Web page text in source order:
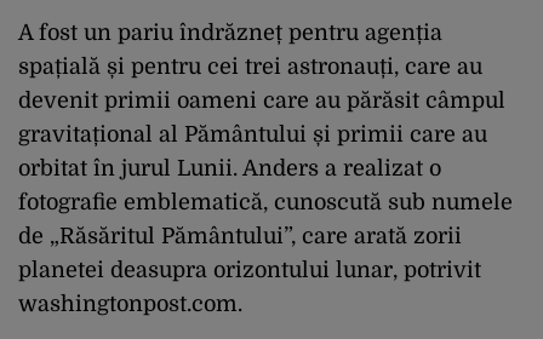
A fost un pariu îndrăzneț pentru agenția
spațială și pentru cei trei astronauți, care au
devenit primii oameni care au părăsit câmpul
gravitațional al Pământului și primii care au
orbitat în jurul Lunii. Anders a realizat o
fotografie emblematică, cunoscută sub numele
de „Răsăritul Pământului”, care arată zorii
planetei deasupra orizontului lunar, potrivit
washingtonpost.com.